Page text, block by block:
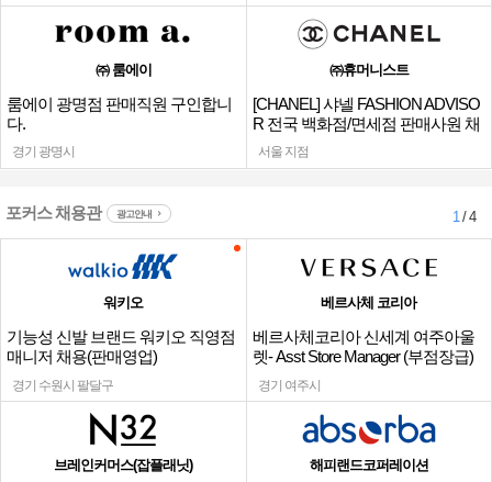
㈜ 룸에이
룸에이 광명점 판매직원 구인합니
다.
경기 광명시
㈜휴머니스트
[CHANEL] 샤넬 FASHION ADVISO
R 전국 백화점/면세점 판매사원 채
용
서울 지점
포커스 채용관 광고안내 1/ 4
워키오
기능성 신발 브랜드 워키오 직영점
매니저 채용(판매영업)
경기 수원시 팔달구
베르사체 코리아
베르사체코리아 신세계 여주아울
렛- Asst Store Manager (부점장급)
채용
경기 여주시
브레인커머스(잡플래닛) 해피랜드코퍼레이션